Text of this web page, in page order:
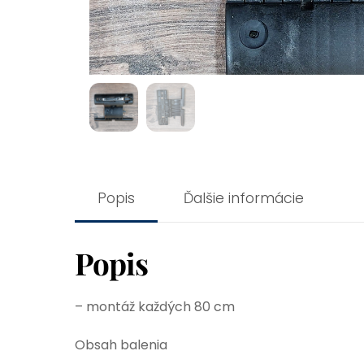
Popis Ďalšie informácie
Popis
– montáž každých 80 cm
Obsah balenia